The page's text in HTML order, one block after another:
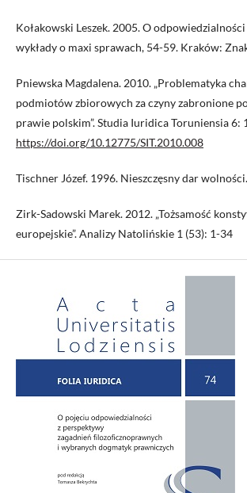
Kołakowski Leszek. 2005. O
wykłady o maxi sprawach, 54-59. Kraków:
Pniewska Magdalena. 2010. „Problematyka
podmiotów zbiorowych za czyny zabronione
prawie polskim”. Studia Iuridica Toruniensia 6:
https://doi.org/10.12775/SIT.2010.008
Tischner Józef. 1996. Nieszczęsny dar
Zirk-Sadowski Marek. 2012. „Tożsamość
europejskie”. Analizy Natolińskie 1 (53): 1-34